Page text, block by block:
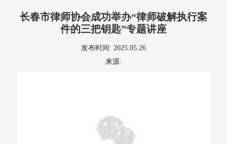
长春市律师协会成功举办“律师破解执行案
件的三把钥匙”专题讲座
发布时间: 2025.05.26
来源: